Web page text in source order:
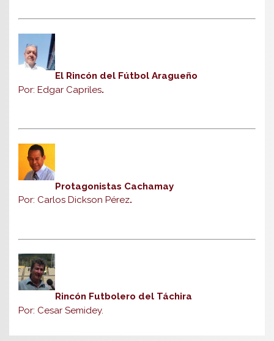
El Rincón del Fútbol Aragueño
Por: Edgar Capriles.
Protagonistas Cachamay
Por: Carlos Dickson Pérez.
Rincón Futbolero del Táchira
Por: Cesar Semidey.